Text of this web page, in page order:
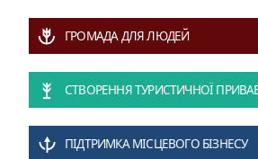
ГРОМАДА ДЛЯ ЛЮДЕЙ
СТВОРЕННЯ ТУРИСТИЧНОЇ
ПІДТРИМКА МІСЦЕВОГО БІЗНЕСУ